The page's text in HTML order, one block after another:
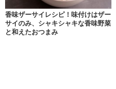
香味ザーサイレシピ！味付けはザー
サイのみ、シャキシャキな香味野菜
と和えたおつまみ